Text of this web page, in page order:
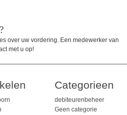
over uw vordering. Een medewerker van
met u op!
Categorieen
debiteurenbeheer
Geen categorie